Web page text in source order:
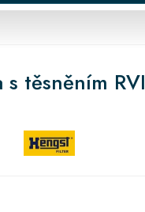
těsněním RVI